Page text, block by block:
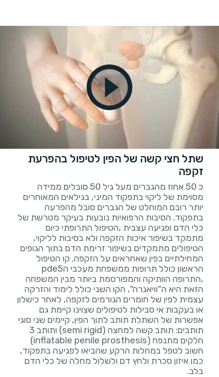
שתל חצי קשה של הפין לטיפול בהפרעת
זקפה
כ 50 אחוז מהגברים מעל גיל 50 סובלים ממידה
מסוימת של ליקוי בתפקוד המיני, בגילאים המאוחרים
יותר רובם המוחלט של הגברים סובל מהפרעה
בתפקוד. הסיבות הרפואיות נובעות בעיקר מטרשת של
כלי הדם ופגיעה עצבית ,הטיפול התרופתי כיום
מתמקד בשיפור איכות הזקפה ולא בסיבות לליקוי,
הטיפולים מתמקדים בשיפור זרימת הדם בתוך הגופים
המחילתיים בפין שאחראים על הזקפה. קו הטיפול
הראשון כולל תרופות ממשפחת מעכבי הpde5
,התרופה הוותיקה והמפורסמת ביותר מבין המשפחה
הזאת היא ה"וויאגרה", הקו השני כולל לימוד והזרקה
עצמית לפין של חומרים הגורמים לזקפה, לאחר כישלון
או בעקבות אי סבילות לטיפולים שצוינו קיימת גם
אפשרות של השתלת תותב לתוך הפין, קיימים שני סוגי
תותבים: תותב קשה למחצה (semi rigid) ותותב 3
חלקים מתנפח (inflatable penile prosthesis)
חשוב לטפל במחלות הרקע שהביאו לפגיעה בתפקוד,
כמו איזון סכרת ולחץ דם ולשלול מחלה של כלי הדם
בלב.